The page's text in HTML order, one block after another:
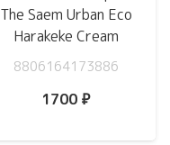
The Saem Urban Eco
Harakeke Cream
8806164173886
1700 ₽